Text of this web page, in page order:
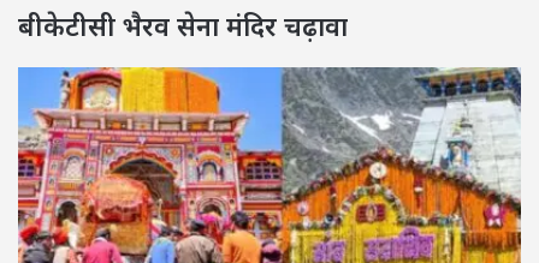
बीकेटीसी भैरव सेना मंदिर चढ़ावा